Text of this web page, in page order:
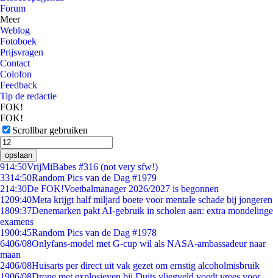
Forum
Meer
Weblog
Fotoboek
Prijsvragen
Contact
Colofon
Feedback
Tip de redactie
FOK!
FOK!
Scrollbar gebruiken
opslaan
914:50VrijMiBabes #316 (not very sfw!)
3314:50Random Pics van de Dag #1979
214:30De FOK!Voetbalmanager 2026/2027 is begonnen
1209:40Meta krijgt half miljard boete voor mentale schade bij jongeren
1809:37Denemarken pakt AI-gebruik in scholen aan: extra mondelinge
examens
1900:45Random Pics van de Dag #1978
6406/08Onlyfans-model met G-cup wil als NASA-ambassadeur naar
maan
2406/08Huisarts per direct uit vak gezet om ernstig alcoholmisbruik